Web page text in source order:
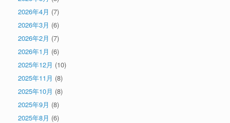
2026年4月 (7)
2026年3月 (6)
2026年2月 (7)
2026年1月 (6)
2025年12月 (10)
2025年11月 (8)
2025年10月 (8)
2025年9月 (8)
2025年8月 (6)